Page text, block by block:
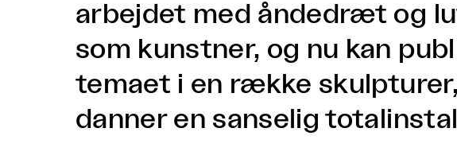
arbejdet med åndedræt og
som kunstner, og nu kan
temaet i en række
danner en sanselig